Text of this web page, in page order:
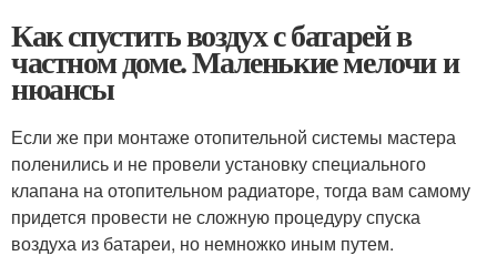
Как спустить воздух с батарей в
частном доме. Маленькие мелочи и
нюансы
Если же при монтаже отопительной системы мастера
поленились и не провели установку специального
клапана на отопительном радиаторе, тогда вам самому
придется провести не сложную процедуру спуска
воздуха из батареи, но немножко иным путем.